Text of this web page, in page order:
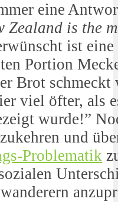
eine
Zealand is the
ist
Portion
Brot
viel öfter, als
wurde!”
und
Problematik